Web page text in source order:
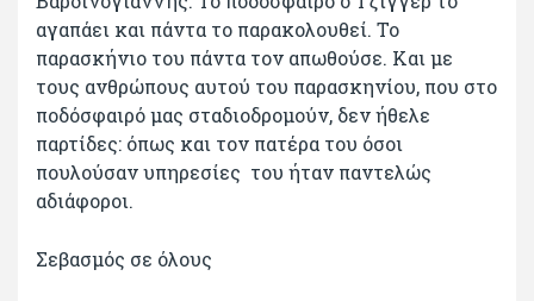
αγαπάει και πάντα το παρακολουθεί. Το
παρασκήνιο του πάντα τον απωθούσε. Και με
τους ανθρώπους αυτού του παρασκηνίου, που στο
ποδόσφαιρό μας σταδιοδρομούν, δεν ήθελε
παρτίδες: όπως και τον πατέρα του όσοι
πουλούσαν υπηρεσίες του ήταν παντελώς
αδιάφοροι.
Σεβασμός σε όλους